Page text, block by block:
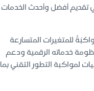
تقديم أفضل وأحدث الخدمات
للمتغيرات المتسارعة
خدماته الرقمية ودعم
لمواكبة التطور التقني بما